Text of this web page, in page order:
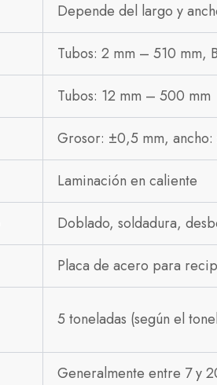
Depende del largo y
Tubos: 2 mm – 510 mm,
Tubos: 12 mm – 500 mm
Grosor: ±0,5 mm,
Laminación en caliente
Doblado, soldadura,
Placa de acero para
5 toneladas (según el
Generalmente entre 7 y